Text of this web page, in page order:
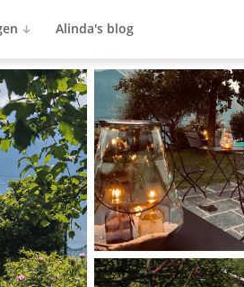
Alinda's blog